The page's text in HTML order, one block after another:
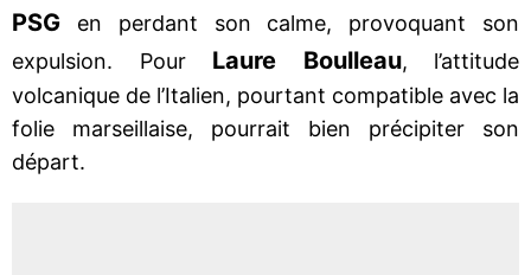
PSG
en perdant son calme, provoquant son
expulsion. Pour Laure Boulleau, l’attitude
volcanique de l’Italien, pourtant compatible avec la
folie marseillaise, pourrait bien précipiter son
départ.